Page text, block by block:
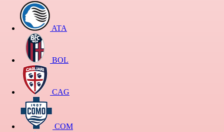
ATA
BOL
CAG
COM